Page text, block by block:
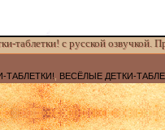
таблетки! с русской озвучкой.
ТАБЛЕТКИ! ВЕСЁЛЫЕ ДЕТКИ-